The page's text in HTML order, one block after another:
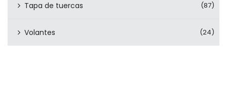
Tapa de tuercas (87)
Volantes (24)